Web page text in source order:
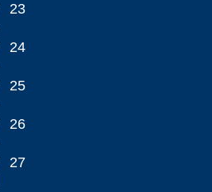
23
24
25
26
27